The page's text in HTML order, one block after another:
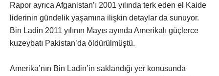
Rapor ayrıca Afganistan’ı 2001 yılında terk eden el Kaide
liderinin gündelik yaşamına ilişkin detaylar da sunuyor.
Bin Ladin 2011 yılının Mayıs ayında Amerikalı güçlerce
kuzeybatı Pakistan’da öldürülmüştü.
Amerika’nın Bin Ladin’in saklandığı yer konusunda